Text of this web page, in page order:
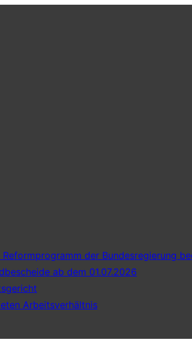
der Bundesregierung
ab dem 01.07.2026
Arbeitsverhältnis